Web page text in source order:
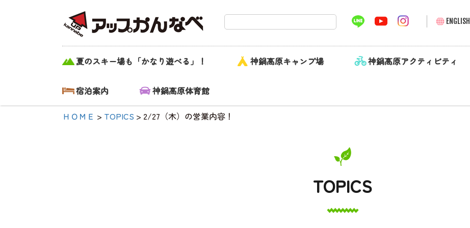
2/27（木）の営
業内容！|【公
式】アップかん
なべ｜兵庫県豊
ENGLISH
夏のスキー場も「かなり遊べる」！ 神鍋高原キャンプ場 神鍋高原アクティビティ
宿泊案内 神鍋高原体育館
ＨＯＭＥ > TOPICS > 2/27（木）の営業内容！
TOPICS